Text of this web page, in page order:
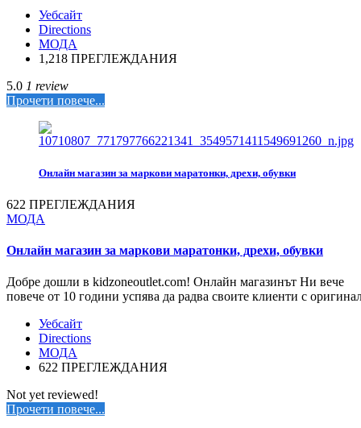
Уебсайт
Directions
МОДА
1,218 ПРЕГЛЕЖДАНИЯ
5.0 1 review
Прочети повече...
Онлайн магазин за маркови маратонки, дрехи, обувки
622 ПРЕГЛЕЖДАНИЯ
МОДА
Онлайн магазин за маркови маратонки, дрехи, обувки
Добре дошли в kidzoneoutlet.com! Онлайн магазинът Ни вече
повече от 10 години успява да радва своите клиенти с
Уебсайт
Directions
МОДА
622 ПРЕГЛЕЖДАНИЯ
Not yet reviewed!
Прочети повече...